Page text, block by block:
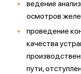
ведение
осмотров
проведение
качества
пути,